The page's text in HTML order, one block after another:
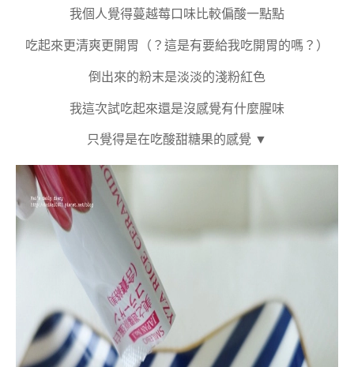
我個人覺得蔓越莓口味比較偏酸一點點
吃起來更清爽更開胃（？這是有要給我吃開胃的嗎？）
倒出來的粉末是淡淡的淺粉紅色
我這次試吃起來還是沒感覺有什麼腥味
只覺得是在吃酸甜糖果的感覺 ▼